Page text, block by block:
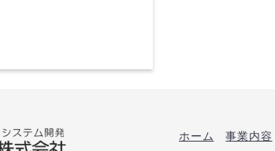
ホーム 事業内容